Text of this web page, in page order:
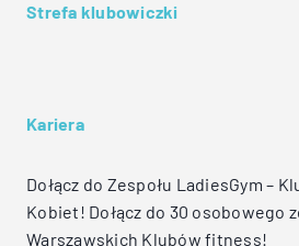
Strefa klubowiczki
Kariera
Dołącz do Zespołu LadiesGym –
Kobiet! Dołącz do 30 osobowego
Warszawskich Klubów fitness!